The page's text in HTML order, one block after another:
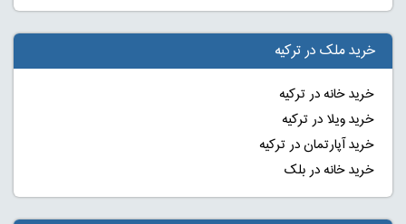
خرید ملک در ترکیه
خرید خانه در ترکیه
خرید ویلا در ترکیه
خرید آپارتمان در ترکیه
خرید خانه در بلک